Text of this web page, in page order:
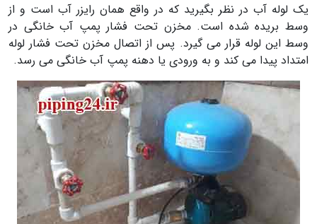
یک لوله آب در نظر بگیرید که در واقع همان رایزر آب است و از
وسط بریده شده است. مخزن تحت فشار پمپ آب خانگی در
وسط این لوله قرار می گیرد. پس از اتصال مخزن تحت فشار لوله
امتداد پیدا می کند و به ورودی یا دهنه پمپ آب خانگی می رسد.